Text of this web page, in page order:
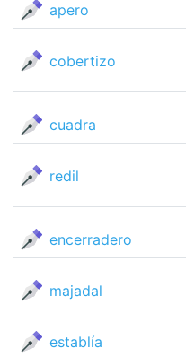
apero
cobertizo
cuadra
redil
encerradero
majadal
establía